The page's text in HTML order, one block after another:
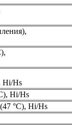
Hi/Hs
Hi/Hs
°C), Hi/Hs